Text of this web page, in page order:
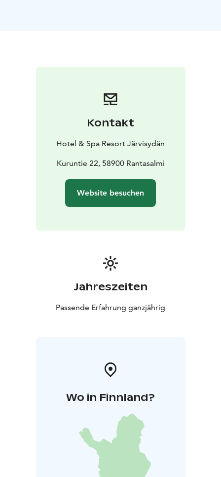
Zusammenarbeit mit der lokalen Gemeinschaft. In
Rantasalmi und den umliegenden Gemeinden gibt es
der Lebensmittelproduktion und in der Kochkunst –
daraus schöpfen wir unsere Inspiration. Wir arbeiten
eng mit lokalen Kleinproduzenten wie Jägern, Fischern
und Landwirten zusammen. Wir erhalten kleine
Angeboten werden ein 3- oder 5-Gänge-Chef’s-Menü
Gäste außerhalb der Resorts herzlich – Sie sind also
sowohl aus der Nähe als auch von weiter her
Bitte beachten Sie, dass das gesamte Kuru Resort
ausschließlich für Erwachsene zugänglich ist und unser
Kontakt
Hotel & Spa Resort Järvisydän
Kuruntie 22, 58900 Rantasalmi
Website besuchen
Jahreszeiten
Passende Erfahrung ganzjährig
Wo in Finnland?